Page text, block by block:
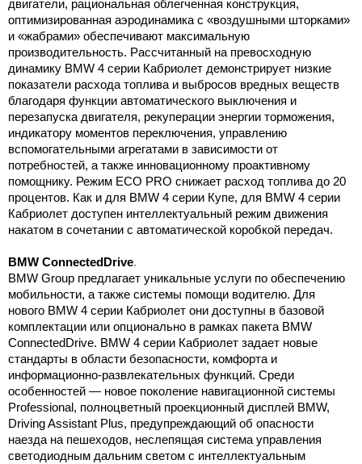
двигатели, рациональная облегченная конструкция,
оптимизированная аэродинамика с «воздушными шторками»
и «жабрами» обеспечивают максимальную
производительность. Рассчитанный на превосходную
динамику BMW 4 серии Кабриолет демонстрирует низкие
показатели расхода топлива и выбросов вредных веществ
благодаря функции автоматического выключения и
перезапуска двигателя, рекуперации энергии торможения,
индикатору моментов переключения, управлению
вспомогательными агрегатами в зависимости от
потребностей, а также инновационному проактивному
помощнику. Режим ECO PRO снижает расход топлива до 20
процентов. Как и для BMW 4 серии Купе, для BMW 4 серии
Кабриолет доступен интеллектуальный режим движения
накатом в сочетании с автоматической коробкой передач.
BMW ConnectedDrive.
BMW Group предлагает уникальные услуги по обеспечению
мобильности, а также системы помощи водителю. Для
нового BMW 4 серии Кабриолет они доступны в базовой
комплектации или опционально в рамках пакета BMW
ConnectedDrive. BMW 4 серии Кабриолет задает новые
стандарты в области безопасности, комфорта и
информационно-развлекательных функций. Среди
особенностей — новое поколение навигационной системы
Professional, полноцветный проекционный дисплей BMW,
Driving Assistant Plus, предупреждающий об опасности
наезда на пешеходов, неслепящая система управления
светодиодным дальним светом с интеллектуальным